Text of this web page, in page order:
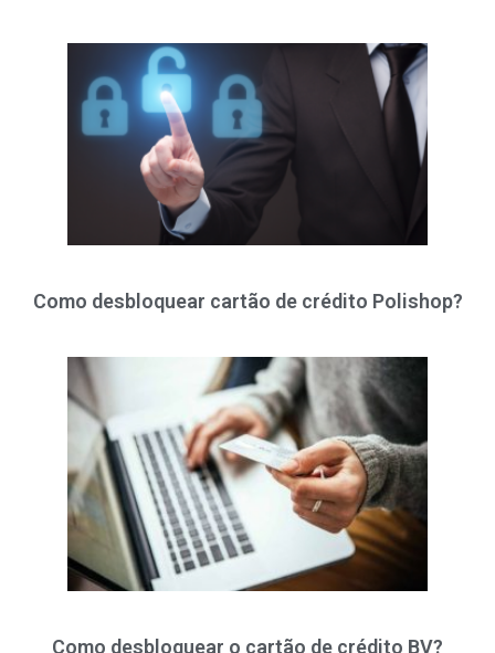
Como desbloquear cartão de crédito Polishop?
Como desbloquear o cartão de crédito BV?